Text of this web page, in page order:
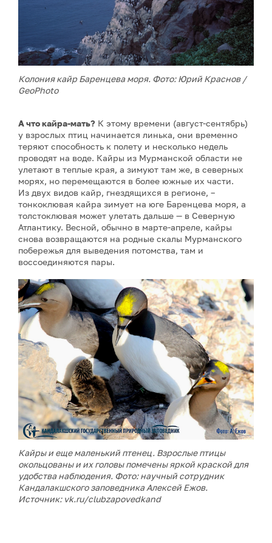
Колония кайр Баренцева моря. Фото: Юрий Краснов /
GeoPhoto
А что кайра-мать? К этому времени (август-сентябрь)
у взрослых птиц начинается линька, они временно
теряют способность к полету и несколько недель
проводят на воде. Кайры из Мурманской области не
улетают в теплые края, а зимуют там же, в северных
морях, но перемещаются в более южные их части.
Из двух видов кайр, гнездящихся в регионе, –
тонкоклювая кайра зимует на юге Баренцева моря, а
толстоклювая может улетать дальше — в Северную
Атлантику. Весной, обычно в марте-апреле, кайры
снова возвращаются на родные скалы Мурманского
побережья для выведения потомства, там и
воссоединяются пары.
Кайры и еще маленький птенец. Взрослые птицы
окольцованы и их головы помечены яркой краской для
удобства наблюдения. Фото: научный сотрудник
Кандалакшского заповедника Алексей Ежов.
Источник: vk.ru/clubzapovedkand